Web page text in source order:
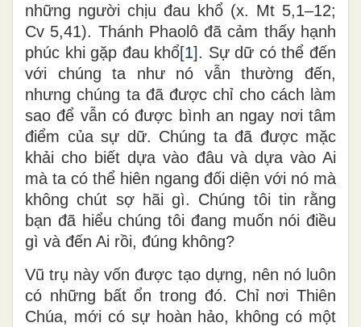
những người chịu đau khổ (x. Mt 5,1–12;
Cv 5,41). Thánh Phaolô đã cảm thấy hạnh
phúc khi gặp đau khổ[1]. Sự dữ có thể đến
với chúng ta như nó vẫn thường đến,
nhưng chúng ta đã được chỉ cho cách làm
sao để vẫn có được bình an ngay nơi tâm
điểm của sự dữ. Chúng ta đã được mặc
khải cho biết dựa vào đâu và dựa vào Ai
mà ta có thể hiên ngang đối diện với nó mà
không chút sợ hãi gì. Chúng tôi tin rằng
bạn đã hiểu chúng tôi đang muốn nói điều
gì và đến Ai rồi, đúng không?
Vũ trụ này vốn được tạo dựng, nên nó luôn
có những bất ổn trong đó. Chỉ nơi Thiên
Chúa, mới có sự hoàn hảo, không có một